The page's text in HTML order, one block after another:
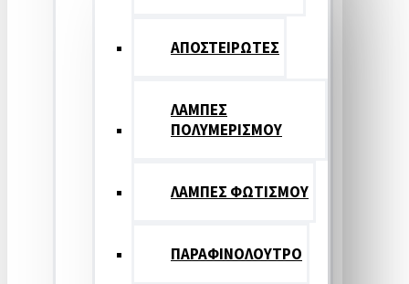
ΑΠΟΣΤΕΙΡΩΤΕΣ
ΛΑΜΠΕΣ
ΠΟΛΥΜΕΡΙΣΜΟΥ
ΛΑΜΠΕΣ ΦΩΤΙΣΜΟΥ
ΠΑΡΑΦΙΝΟΛΟΥΤΡΟ